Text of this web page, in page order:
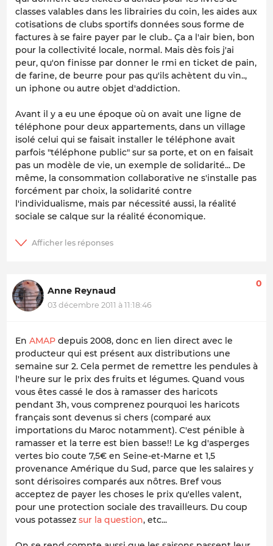
classes valables dans les librairies du coin, les aides aux
cotisations de clubs sportifs données sous forme de
factures à se faire payer par le club.. Ça a l'air bien, bon
pour la collectivité locale, normal. Mais dès fois j'ai
peur, qu'on finisse par donner le rmi en ticket de pain,
de farine, de beurre pour pas qu'ils achètent du vin..,
un iphone ou autre objet d'addiction.
Avant il y a eu une époque où on avait une ligne de
téléphone pour deux appartements, dans un village
isolé celui qui se faisait installer le téléphone avait
parfois "téléphone public" sur sa porte, et on en faisait
pas un modèle de vie, un exemple de solidarité... De
même, la consommation collaborative ne s'installe pas
forcément par choix, la solidarité contre
l'individualisme, mais par nécessité aussi, la réalité
sociale se calque sur la réalité économique.
Anne Reynaud
03 décembre 2011 à 11:18:46
0
En AMAP depuis 2008, donc en lien direct avec le
producteur qui est présent aux distributions une
semaine sur 2. Cela permet de remettre les pendules à
l'heure sur le prix des fruits et légumes. Quand vous
vous êtes cassé le dos à ramasser des haricots
pendant 3h, vous comprenez pourquoi les haricots
français sont devenus si chers (comparé aux
importations du Maroc notamment). C'est pénible à
ramasser et la terre est bien basse!! Le kg d'asperges
vertes bio coute 7,5€ en Seine-et-Marne et 1,5
provenance Amérique du Sud, parce que les salaires y
sont dérisoires comparés aux nôtres. Bref vous
acceptez de payer les choses le prix qu'elles valent,
pour une protection sociale des travailleurs. Du coup
vous potassez sur la question, etc...